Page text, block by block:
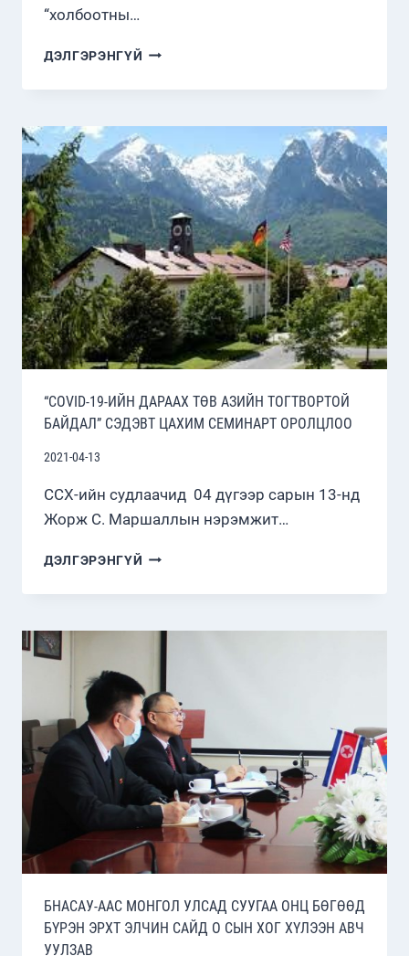
“холбоотны…
ДЭЛГЭРЭНГҮЙ АНУ,
ЫН
ЧИГ
ХАНДЛАГА
2021
ОНД
“COVID-19-ИЙН ДАРААХ ТӨВ АЗИЙН ТОГТВОРТОЙ
БАЙДАЛ” СЭДЭВТ ЦАХИМ СЕМИНАРТ ОРОЛЦЛОО
2021-04-13
ССХ-ийн судлаачид 04 дүгээр сарын 13-нд
Жорж С. Маршаллын нэрэмжит…
ДЭЛГЭРЭНГҮЙ “COVID-
ИЙН
ТӨВ
АЗИЙН
БАЙДАЛ”
СЭДЭВТ
ЦАХИМ
СЕМИНАРТ
ОРОЛЦЛОО
БНАСАУ-ААС МОНГОЛ УЛСАД СУУГАА ОНЦ БӨГӨӨД
БҮРЭН ЭРХТ ЭЛЧИН САЙД О СЫН ХОГ ХҮЛЭЭН АВЧ
УУЛЗАВ